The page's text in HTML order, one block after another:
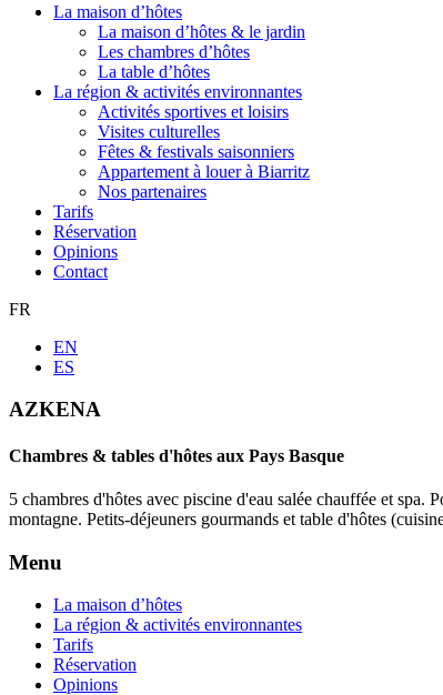
La maison d’hôtes
La maison d’hôtes & le jardin
Les chambres d’hôtes
La table d’hôtes
La région & activités environnantes
Activités sportives et loisirs
Visites culturelles
Fêtes & festivals saisonniers
Appartement à louer à Biarritz
Nos partenaires
Tarifs
Réservation
Opinions
Contact
FR
EN
ES
AZKENA
Chambres & tables d'hôtes aux Pays Basque
5 chambres d'hôtes avec piscine d'eau salée chauffée et
montagne. Petits-déjeuners gourmands et table d'hôtes
Menu
La maison d’hôtes
La région & activités environnantes
Tarifs
Réservation
Opinions